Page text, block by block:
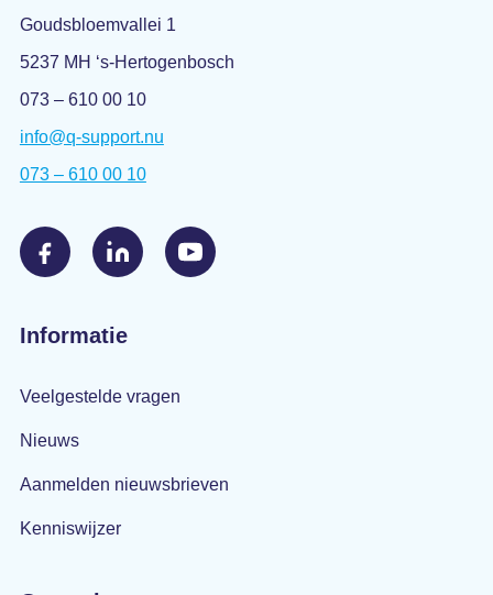
Goudsbloemvallei 1
5237 MH ‘s-Hertogenbosch
073 – 610 00 10
info@q-support.nu
073 – 610 00 10
Informatie
Veelgestelde vragen
Nieuws
Aanmelden nieuwsbrieven
Kenniswijzer